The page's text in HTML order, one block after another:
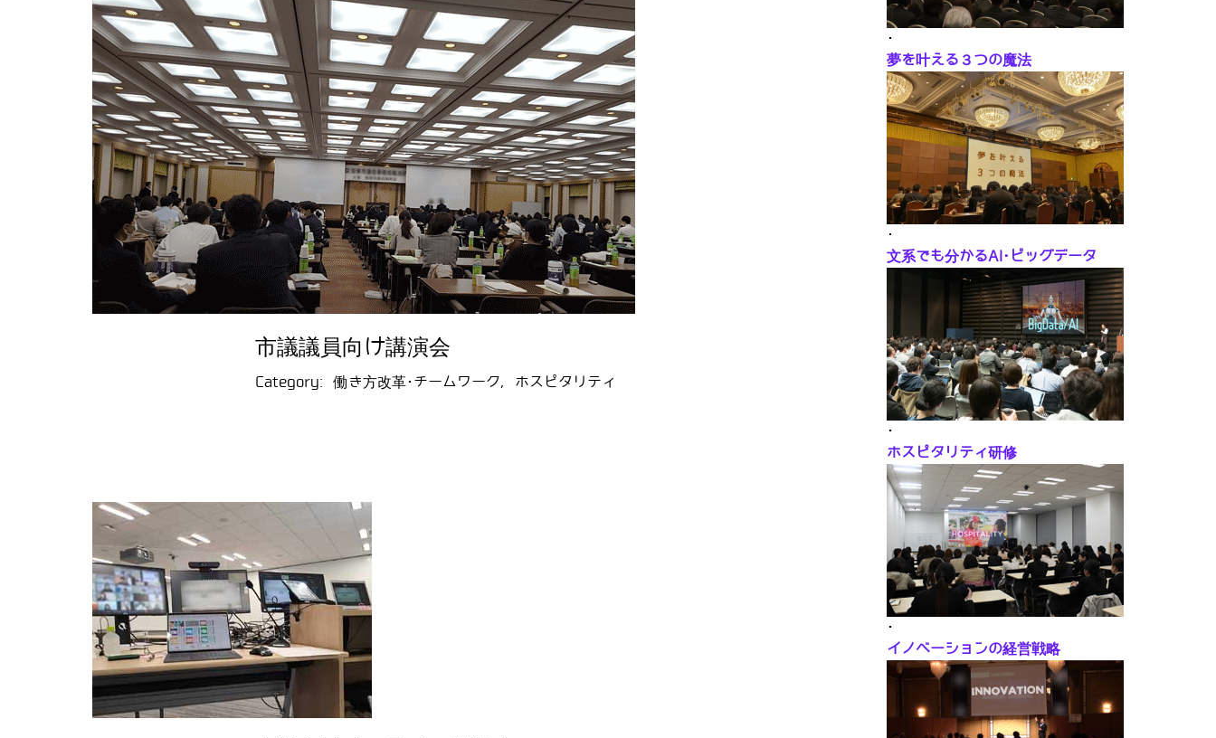
市議議員向け講演会
Category:働き方改革･チームワーク, ホスピタリティ
･
夢を叶える３つの魔法
･
文系でも分かるAI･ビッグデータ
･
ホスピタリティ研修
･
イノベーションの経営戦略